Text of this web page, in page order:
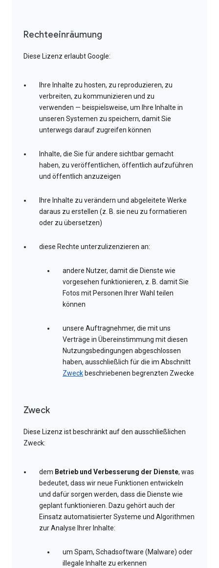
Rechteeinräumung
Diese Lizenz erlaubt Google:
Ihre Inhalte zu hosten, zu reproduzieren, zu
verbreiten, zu kommunizieren und zu
verwenden — beispielsweise, um Ihre Inhalte in
unseren Systemen zu speichern, damit Sie
unterwegs darauf zugreifen können
Inhalte, die Sie für andere sichtbar gemacht
haben, zu veröffentlichen, öffentlich aufzuführen
und öffentlich anzuzeigen
Ihre Inhalte zu verändern und abgeleitete Werke
daraus zu erstellen (z. B. sie neu zu formatieren
oder zu übersetzen)
diese Rechte unterzulizenzieren an:
andere Nutzer, damit die Dienste wie
vorgesehen funktionieren, z. B. damit Sie
Fotos mit Personen Ihrer Wahl teilen
können
unsere Auftragnehmer, die mit uns
Verträge in Übereinstimmung mit diesen
Nutzungsbedingungen abgeschlossen
haben, ausschließlich für die im Abschnitt
Zweck beschriebenen begrenzten Zwecke
Zweck
Diese Lizenz ist beschränkt auf den ausschließlichen
Zweck:
dem Betrieb und Verbesserung der Dienste, was
bedeutet, dass wir neue Funktionen entwickeln
und dafür sorgen werden, dass die Dienste wie
geplant funktionieren. Dazu gehört auch der
Einsatz automatisierter Systeme und Algorithmen
zur Analyse Ihrer Inhalte:
um Spam, Schadsoftware (Malware) oder
illegale Inhalte zu erkennen